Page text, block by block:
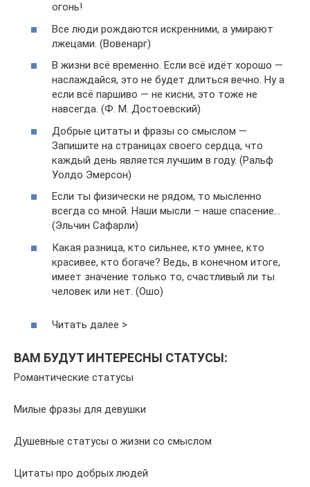
огонь!
Все люди рождаются искренними, а умирают
лжецами. (Вовенарг)
В жизни всё временно. Если всё идёт хорошо —
наслаждайся, это не будет длиться вечно. Ну а
если всё паршиво — не кисни, это тоже не
навсегда. (Ф. М. Достоевский)
Добрые цитаты и фразы со смыслом —
Запишите на страницах своего сердца, что
каждый день является лучшим в году. (Ральф
Уолдо Эмерсон)
Если ты физически не рядом, то мысленно
всегда со мной. Наши мысли – наше спасение…
(Эльчин Сафарли)
Какая разница, кто сильнее, кто умнее, кто
красивее, кто богаче? Ведь, в конечном итоге,
имеет значение только то, счастливый ли ты
человек или нет. (Ошо)
Читать далее >
ВАМ БУДУТ ИНТЕРЕСНЫ СТАТУСЫ:
Романтические статусы
Милые фразы для девушки
Душевные статусы о жизни со смыслом
Цитаты про добрых людей